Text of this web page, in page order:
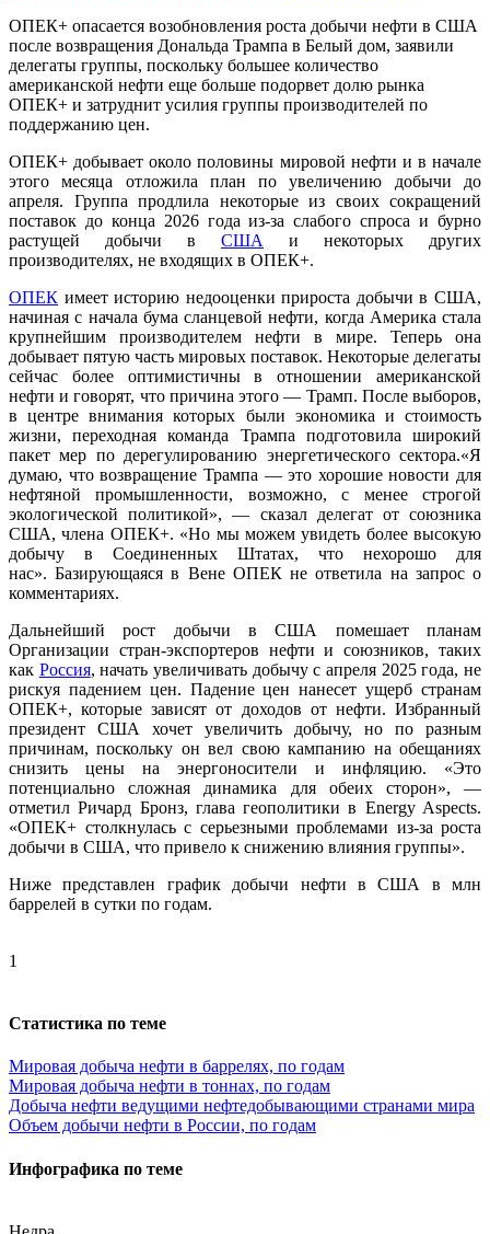
ОПЕК+ опасается возобновления роста добычи нефти в США
после возвращения Дональда Трампа в Белый дом, заявили
делегаты группы, поскольку большее количество
американской нефти еще больше подорвет долю рынка
ОПЕК+ и затруднит усилия группы производителей по
поддержанию цен.
ОПЕК+ добывает около половины мировой нефти и в начале
этого месяца отложила план по увеличению добычи до
апреля. Группа продлила некоторые из своих сокращений
поставок до конца 2026 года из-за слабого спроса и бурно
растущей добычи в США
и некоторых других
производителях, не входящих в ОПЕК+.
ОПЕК имеет историю недооценки прироста добычи в США,
начиная с начала бума сланцевой нефти, когда Америка стала
крупнейшим производителем нефти в мире. Теперь она
добывает пятую часть мировых поставок. Некоторые делегаты
сейчас более оптимистичны в отношении американской
нефти и говорят, что причина этого — Трамп. После выборов,
в центре внимания которых были экономика и стоимость
жизни, переходная команда Трампа подготовила широкий
пакет мер по дерегулированию энергетического сектора.«Я
думаю, что возвращение Трампа — это хорошие новости для
нефтяной промышленности, возможно, с менее строгой
экологической политикой», — сказал делегат от союзника
США, члена ОПЕК+. «Но мы можем увидеть более высокую
добычу в Соединенных Штатах, что нехорошо для
нас». Базирующаяся в Вене ОПЕК не ответила на запрос о
комментариях.
Дальнейший рост добычи в США помешает планам
Организации стран-экспортеров нефти и союзников, таких
как Россия, начать увеличивать добычу с апреля 2025 года, не
рискуя падением цен. Падение цен нанесет ущерб странам
ОПЕК+, которые зависят от доходов от нефти. Избранный
президент США хочет увеличить добычу, но по разным
причинам, поскольку он вел свою кампанию на обещаниях
снизить цены на энергоносители и инфляцию. «Это
потенциально сложная динамика для обеих сторон», —
отметил Ричард Бронз, глава геополитики в Energy Aspects.
«ОПЕК+ столкнулась с серьезными проблемами из-за роста
добычи в США, что привело к снижению влияния группы».
Ниже представлен график добычи нефти в США в млн
баррелей в сутки по годам.
1
Статистика по теме
Мировая добыча нефти в баррелях, по годам
Мировая добыча нефти в тоннах, по годам
Добыча нефти ведущими нефтедобывающими странами мира
Объем добычи нефти в России, по годам
Инфографика по теме